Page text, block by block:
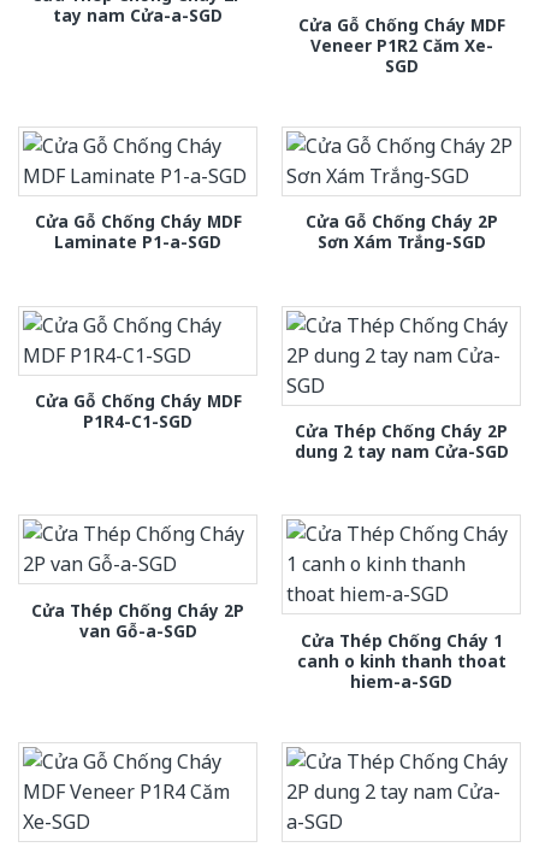
tay nam Cửa-a-SGD
Cửa Gỗ Chống Cháy MDF
Veneer P1R2 Căm Xe-
SGD
Cửa Gỗ Chống Cháy MDF
Laminate P1-a-SGD
Cửa Gỗ Chống Cháy 2P
Sơn Xám Trắng-SGD
Cửa Gỗ Chống Cháy MDF
P1R4-C1-SGD
Cửa Thép Chống Cháy 2P
dung 2 tay nam Cửa-SGD
Cửa Thép Chống Cháy 2P
van Gỗ-a-SGD
Cửa Thép Chống Cháy 1
canh o kinh thanh thoat
hiem-a-SGD